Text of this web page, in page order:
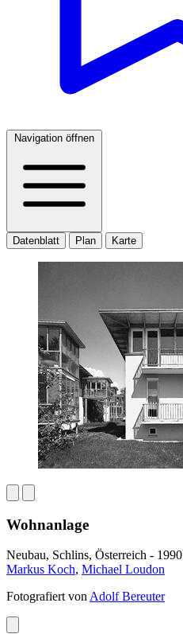
Navigation öffnen
Datenblatt Plan Karte
Wohnanlage
Neubau, Schlins, Österreich - 1990
Markus Koch, Michael Loudon
Fotografiert vonAdolf Bereuter